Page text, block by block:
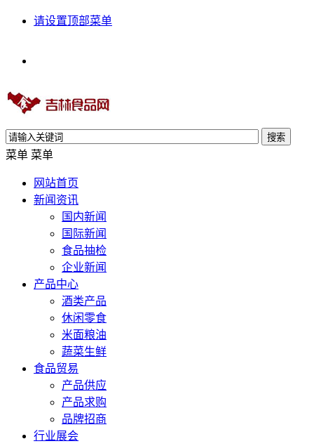
请设置顶部菜单
搜索
菜单 菜单
网站首页
新闻资讯
国内新闻
国际新闻
食品抽检
企业新闻
产品中心
酒类产品
休闲零食
米面粮油
蔬菜生鲜
食品贸易
产品供应
产品求购
品牌招商
行业展会